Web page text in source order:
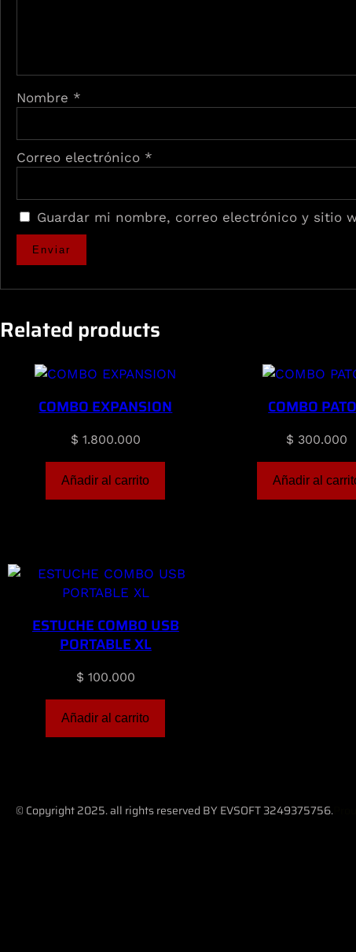
Nombre *
Correo electrónico *
Guardar mi nombre, correo electrónico y sitio
Related products
COMBO EXPANSION
$ 1.800.000
Añadir al carrito
COMBO
$ 300.000
Añadir al
ESTUCHE COMBO USB
PORTABLE XL
$ 100.000
Añadir al carrito
© Copyright 2025. all rights reserved BY EVSOFT 3249375756.